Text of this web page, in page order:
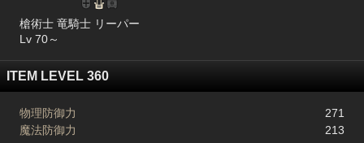
槍術士 竜騎士 リーパー
Lv 70～
ITEM LEVEL 360
物理防御力
271
魔法防御力
213